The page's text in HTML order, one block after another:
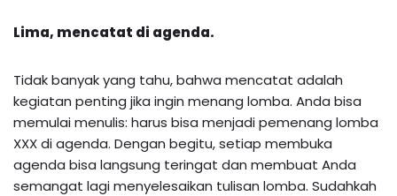
Lima, mencatat di agenda.
Tidak banyak yang tahu, bahwa mencatat adalah
kegiatan penting jika ingin menang lomba. Anda bisa
memulai menulis: harus bisa menjadi pemenang lomba
XXX di agenda. Dengan begitu, setiap membuka
agenda bisa langsung teringat dan membuat Anda
semangat lagi menyelesaikan tulisan lomba. Sudahkah